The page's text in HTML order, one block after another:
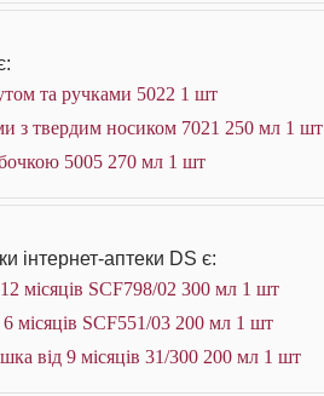
та ручками 5022 1 шт
з твердим носиком 7021 250 мл 1 шт
5005 270 мл 1 шт
інтернет-аптеки DS є:
місяців SCF798/02 300 мл 1 шт
місяців SCF551/03 200 мл 1 шт
від 9 місяців 31/300 200 мл 1 шт